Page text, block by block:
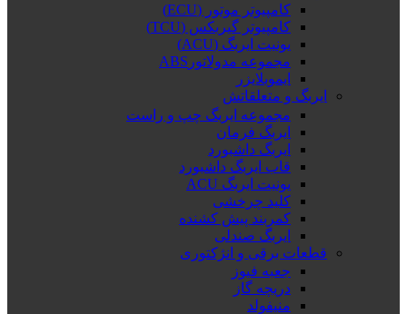
کامپیوتر موتور (ECU)
کامپیوتر گیربکس (TCU)
یونیت ایربگ (ACU)
مجموعه مدولاتورABS
ایموبلایزر
ایربگ و متعلقاتش
مجموعه ایربگ چپ و راست
ایربگ فرمان
ایربگ داشبورد
قاب ایربگ داشبورد
یونیت ایربگ ACU
کلید چرخشی
کمربند پیش کشنده
ایربگ صندلی
قطعات برقی و انژکتوری
جعبه فیوز
دریچه گاز
منیفولد